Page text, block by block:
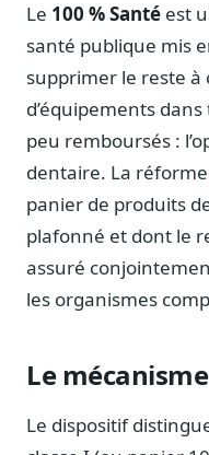
Fiches
Parcours, mandats,
Registre HATVP
Cartographier
Affaires publiques
Cabinets, DRI,
Affaires
Fédérations &
ONG, syndicats,
Parlementaires
Le 100 % Santé est
santé publique mis
supprimer le reste
d’équipements
peu remboursés :
dentaire. La
panier de produits
plafonné et dont le
assuré
les organismes
Le mécanisme
Le dispositif